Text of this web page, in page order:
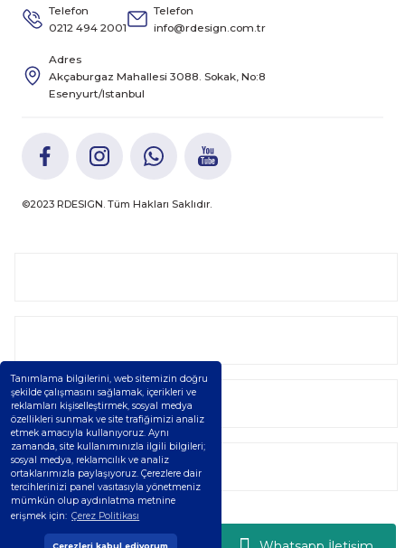
Tanımlama bilgilerini, web sitemizin doğru
şekilde çalışmasını sağlamak, içerikleri ve
reklamları kişiselleştirmek, sosyal medya
özellikleri sunmak ve site trafiğimizi analiz
etmek amacıyla kullanıyoruz. Aynı
zamanda, site kullanımınızla ilgili bilgileri;
sosyal medya, reklamcılık ve analiz
ortaklarımızla paylaşıyoruz. Çerezlere dair
tercihlerinizi panel vasıtasıyla yönetmeniz
mümkün olup aydınlatma metnine
erişmek için: Çerez Politikası
Çerezleri kabul ediyorum
Telefon
0212 494 2001
Telefon
info@rdesign.com.tr
Adres
Akçaburgaz Mahallesi 3088. Sokak, No:8
Esenyurt/Istanbul
©2023 RDESIGN. Tüm Hakları Saklıdır.
Alışveriş
Üyelik